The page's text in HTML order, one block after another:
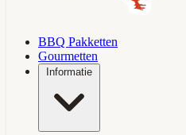
BBQ Pakketten
Gourmetten
Informatie